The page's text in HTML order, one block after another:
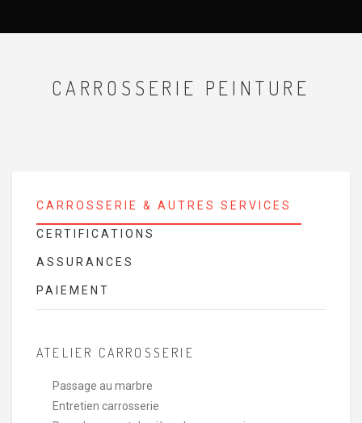
CARROSSERIE PEINTURE
CARROSSERIE & AUTRES SERVICES
CERTIFICATIONS
ASSURANCES
PAIEMENT
ATELIER CARROSSERIE
Passage au marbre
Entretien carrosserie